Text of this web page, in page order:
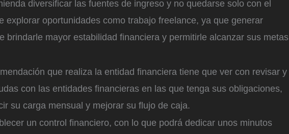
diversificar las fuentes de ingreso y no quedarse solo con el
explorar oportunidades como trabajo freelance, ya que generar
brindarle mayor estabilidad financiera y permitirle alcanzar sus metas
que realiza la entidad financiera tiene que ver con revisar y
con las entidades financieras en las que tenga sus obligaciones,
su carga mensual y mejorar su flujo de caja.
un control financiero, con lo que podrá dedicar unos minutos